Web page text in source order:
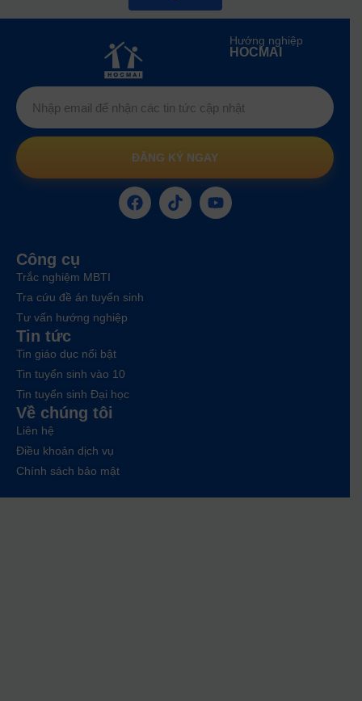
Hướng nghiệp
HOCMAI
ĐĂNG KÝ NGAY
Công cụ
Trắc nghiệm MBTI
Tra cứu đề án tuyển sinh
Tư vấn hướng nghiệp
Tin tức
Tin giáo dục nổi bật
Tin tuyển sinh vào 10
Tin tuyển sinh Đại học
Về chúng tôi
Liên hệ
Điều khoản dịch vụ
Chính sách bảo mật